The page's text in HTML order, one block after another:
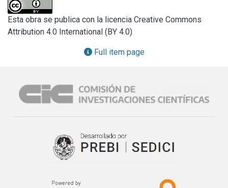
procedimientos para la implementación de un Plan de
Mejora de los Procesos de la CIC
Anexo VI: Aprobación del Reglamento de Laboratorio de
Anexo VII: Anexo al Convenio Marco firmado entre la CIC y
Anexo VIII: Acta Complementaria al Convenio entre la
Universidad Nacional de San Martín y la CIC
Anexo IX: Reprogramación Exposición “TECNOPYME
Esta obra se publica con la licencia Creative Commons
Attribution 4.0 International (BY 4.0)
Full item page